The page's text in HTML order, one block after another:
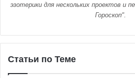
эзотерики для нескольких проектов и
Гороскоп".
Статьи по Теме